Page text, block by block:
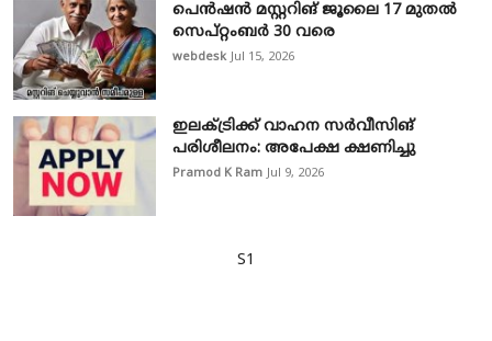
പെൻഷൻ മസ്റ്ററിങ് ജൂലൈ 17 മുതൽ
സെപ്റ്റംബർ 30 വരെ
webdesk Jul 15, 2026
ഇലക്ട്രിക്ക് വാഹന സർവീസിങ്
പരിശീലനം: അപേക്ഷ ക്ഷണിച്ചു
Pramod K Ram Jul 9, 2026
S1